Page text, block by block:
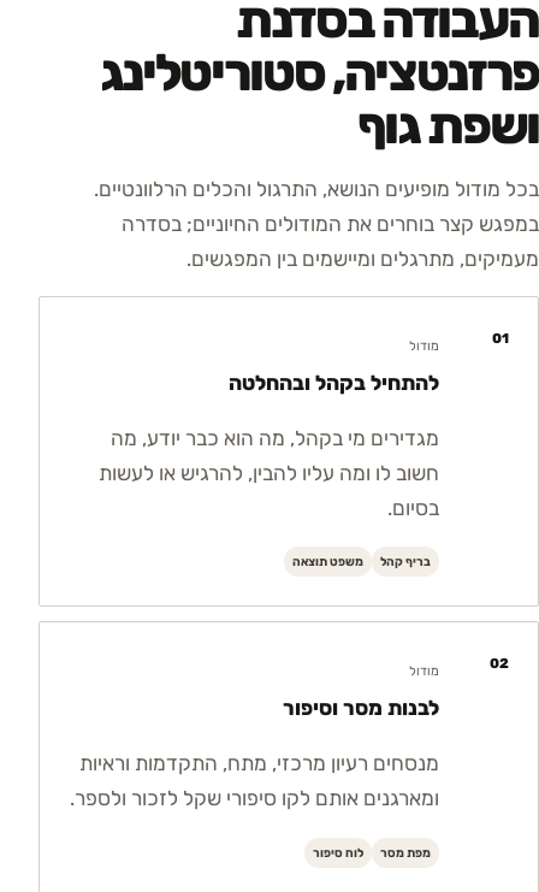
העבודה בסדנת
פרזנטציה, סטוריטלינג
ושפת גוף
בכל מודול מופיעים הנושא, התרגול והכלים הרלוונטיים.
במפגש קצר בוחרים את המודולים החיוניים; בסדרה
מעמיקים, מתרגלים ומיישמים בין המפגשים.
01 מודול
להתחיל בקהל ובהחלטה
מגדירים מי בקהל, מה הוא כבר יודע, מה
חשוב לו ומה עליו להבין, להרגיש או לעשות
בסיום.
בריף קהל משפט תוצאה
02 מודול
לבנות מסר וסיפור
מנסחים רעיון מרכזי, מתח, התקדמות וראיות
ומארגנים אותם לקו סיפורי שקל לזכור ולספר.
מפת מסר לוח סיפור